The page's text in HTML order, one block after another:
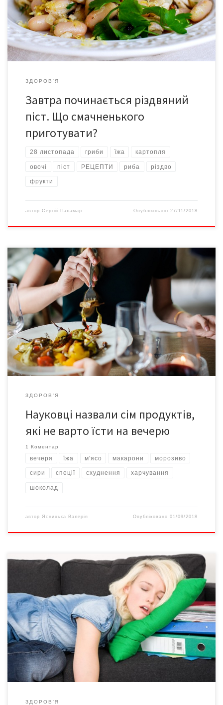
нашому матеріалі ви знайдете рецепти смачних пісних страв
на Різдвяний піст 2018, які ви зможете повторити на домашній
кухні. Відомий […]
ЗДОРОВ'Я
Завтра починається різдвяний
піст. Що смачненького
приготувати?
28 листопада гриби їжа картопля
овочі піст РЕЦЕПТИ риба різдво
фрукти
автор Сергій Паламар Опубліковано 27/11/2018
Вечеря – один з головних прийомів їжі. Саме тому значною
помилкою є пропускати її чи їсти на вечерю шкідливі продукти,
повідомляє ukrhealth. Звісно, вечеря має бути легшою, ніж
денні прийоми їжі. По-перше, слід пам’ятати про те, що
вечеря відіграє ключову роль у багатьох процессах, які
запускаються в нашому організмі під […]
ЗДОРОВ'Я
Науковці назвали сім продуктів,
які не варто їсти на вечерю
1 Коментар
вечеря їжа м'ясо макарони морозиво
сири спеції схуднення харчування
шоколад
автор Ясницька Валерія Опубліковано01/09/2018
Гіподинамія. Сучасні люди тривалий час перебувають сидячи:
за комп’ютерами, на робочих місцях, у транспорті чи власній
автівці. Медики ж рекомендують сидіти не більше години
поспіль: в ідеалі потрібно підводитися й розминатися
щопівгодини. Та більшість такими рекомендаціями нехтує. А це
серйозний чинник розвитку онкозахворювань легень,
кишечнику, молочної та передміхурової залоз, повідомляють
[…]
ЗДОРОВ'Я